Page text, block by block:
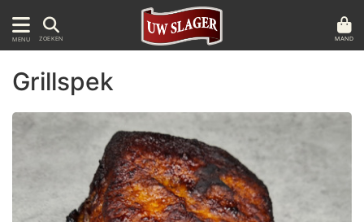
MENU ZOEKEN MAND
Grillspek